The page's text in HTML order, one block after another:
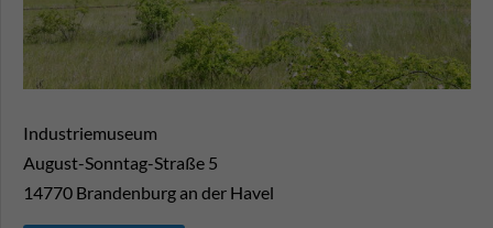
Industriemuseum
August-Sonntag-Straße 5
14770 Brandenburg an der Havel